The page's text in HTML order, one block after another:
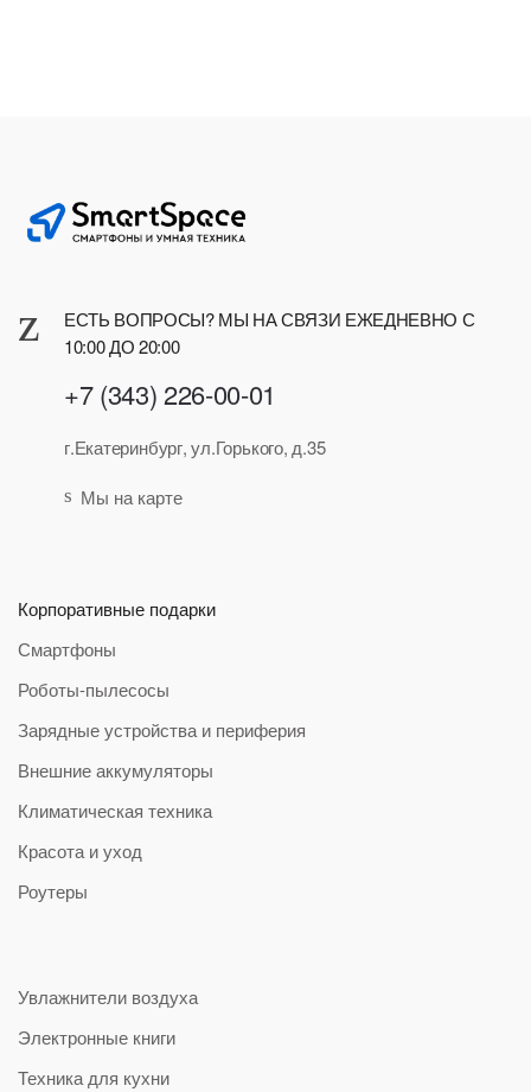
ЕСТЬ ВОПРОСЫ? МЫ НА СВЯЗИ ЕЖЕДНЕВНО С
10:00 ДО 20:00
+7 (343) 226-00-01
г.Екатеринбург, ул.Горького, д.35
Мы на карте
Корпоративные подарки
Смартфоны
Роботы-пылесосы
Зарядные устройства и периферия
Внешние аккумуляторы
Климатическая техника
Красота и уход
Роутеры
Увлажнители воздуха
Электронные книги
Техника для кухни